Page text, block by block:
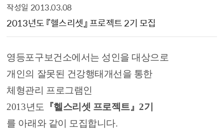
작성일 2013.03.08
2013년도 『헬스리셋』 프로젝트 2기 모집
영등포구보건소에서는 성인을 대상으로
개인의 잘못된 건강행태개선을 통한
체형관리 프로그램인
2013년도
『헬스리셋 프로젝트』2기
를 아래와 같이 모집합니다.